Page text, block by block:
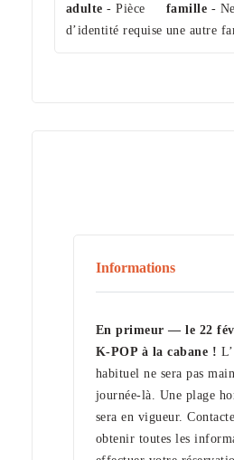
adulte - Pièce
d’identité requise
famille -
une autre
Informations
En primeur — le 22
K-POP à la cabane !
habituel ne sera pas
journée-là. Une plage
sera en vigueur.
obtenir toutes les